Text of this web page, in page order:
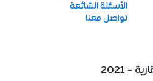
الأسئلة الشائعة
تواصل معنا
2021